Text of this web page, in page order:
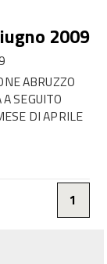
2009
ABRUZZO
SEGUITO
DI APRILE
1